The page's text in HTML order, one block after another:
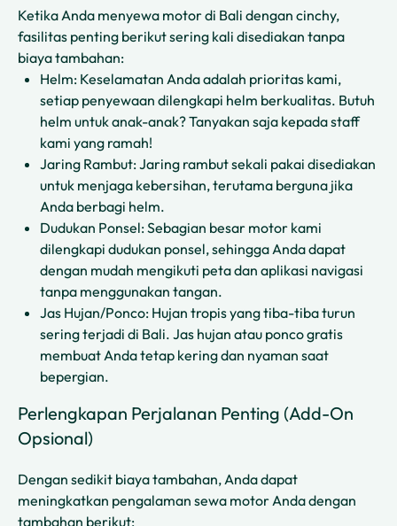
Ketika Anda menyewa motor di Bali dengan cinchy,
fasilitas penting berikut sering kali disediakan tanpa
biaya tambahan:
Helm: Keselamatan Anda adalah prioritas kami,
setiap penyewaan dilengkapi helm berkualitas. Butuh
helm untuk anak-anak? Tanyakan saja kepada staff
kami yang ramah!
Jaring Rambut: Jaring rambut sekali pakai disediakan
untuk menjaga kebersihan, terutama berguna jika
Anda berbagi helm.
Dudukan Ponsel: Sebagian besar motor kami
dilengkapi dudukan ponsel, sehingga Anda dapat
dengan mudah mengikuti peta dan aplikasi navigasi
tanpa menggunakan tangan.
Jas Hujan/Ponco: Hujan tropis yang tiba-tiba turun
sering terjadi di Bali. Jas hujan atau ponco gratis
membuat Anda tetap kering dan nyaman saat
bepergian.
Perlengkapan Perjalanan Penting (Add-On
Opsional)
Dengan sedikit biaya tambahan, Anda dapat
meningkatkan pengalaman sewa motor Anda dengan
tambahan berikut: